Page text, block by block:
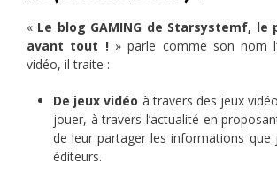
« Le blog GAMING de Starsystemf, le
avant tout !» parle comme son nom
vidéo, il traite :
De jeux vidéo à travers des jeux
jouer, à travers l’actualité en
de leur partager les informations que
éditeurs.